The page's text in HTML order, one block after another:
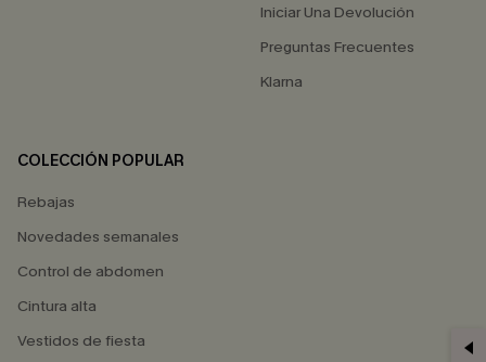
Iniciar Una Devolución
Preguntas Frecuentes
Klarna
COLECCIÓN POPULAR
Rebajas
Novedades semanales
Control de abdomen
Cintura alta
Vestidos de fiesta